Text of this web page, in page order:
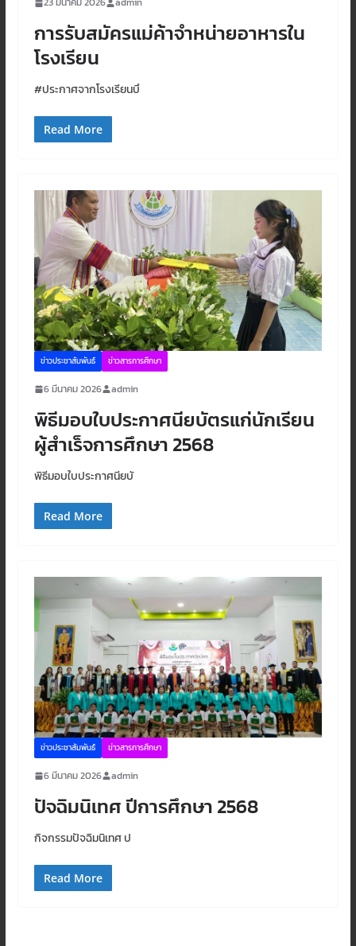
การรับสมัครแม่ค้าจำหน่ายอาหารใน
โรงเรียน
#ประกาศจากโรงเรียนบึ
Read More
ข่าวประชาสัมพันธ์ ข่าวสารการศึกษา
6 มีนาคม 2026 admin
พิธีมอบใบประกาศนียบัตรแก่นักเรียน
ผู้สำเร็จการศึกษา 2568
พิธีมอบใบประกาศนียบั
Read More
ข่าวประชาสัมพันธ์ ข่าวสารการศึกษา
6 มีนาคม 2026 admin
ปัจฉิมนิเทศ ปีการศึกษา 2568
กิจกรรมปัจฉิมนิเทศ ป
Read More